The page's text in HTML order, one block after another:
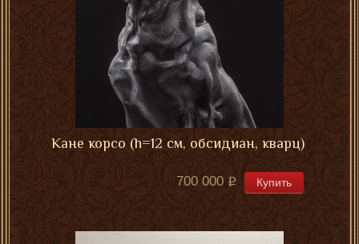
Кане корсо (h=12 см, обсидиан, кварц)
700 000 Купить